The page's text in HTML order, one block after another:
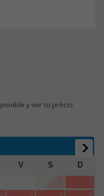
y ver tu précio
V S
D
2